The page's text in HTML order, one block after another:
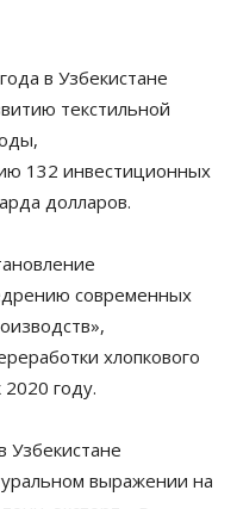
в Узбекистане
текстильной
132 инвестиционных
долларов.
современных
хлопкового
году.
Узбекистане
выражении на